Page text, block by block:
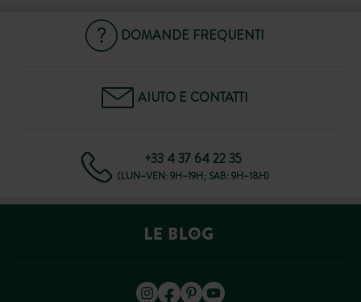
DOMANDE FREQUENTI
AIUTO E CONTATTI
+33 4 37 64 22 35
(LUN–VEN: 9H–19H; SAB: 9H–18H)